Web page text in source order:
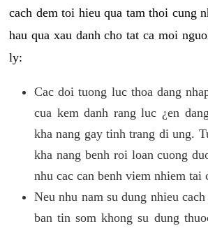
cach dem toi hieu qua tam thoi cung
hau qua xau danh cho tat ca moi
ly:
Cac doi tuong luc thoa dang
cua kem danh rang luc ¿en
kha nang gay tinh trang di ung.
kha nang benh roi loan cuong
nhu cac can benh viem nhiem tai
Neu nhu nam su dung nhieu
ban tin som khong su dung